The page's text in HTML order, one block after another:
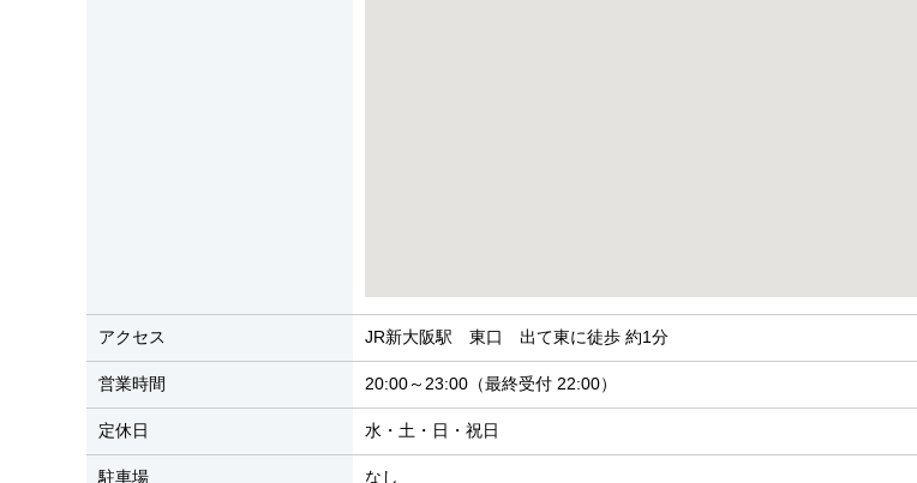
アクセス JR新大阪駅 東口 出て東に徒歩 約1分
営業時間 20:00～23:00（最終受付 22:00）
定休日 水・土・日・祝日
駐車場 なし